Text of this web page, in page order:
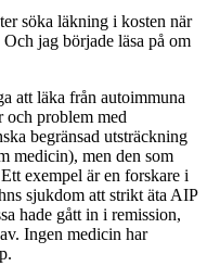
söka läkning i kosten när
jag började läsa på om
att läka från autoimmuna
och problem med
begränsad utsträckning
medicin), men den som
exempel är en forskare i
sjukdom att strikt äta AIP
hade gått in i remission,
Ingen medicin har